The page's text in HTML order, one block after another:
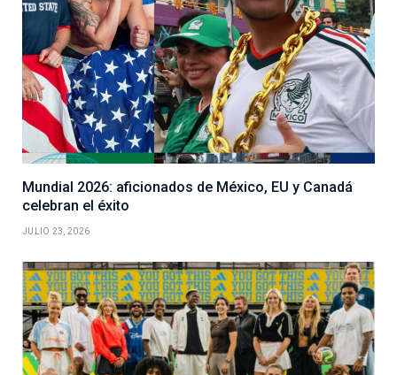
Mundial 2026: aficionados de México, EU y Canadá
celebran el éxito
JULIO 23, 2026